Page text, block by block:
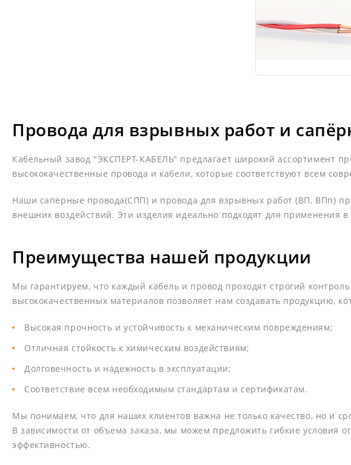
Провода для взрывных работ и
Кабельный завод "ЭКСПЕРТ-КАБЕЛЬ" предлагает широкий ассортимент
высококачественные провода и кабели, которые соответствуют всем
Наши сапёрные провода(СПП) и провода для взрывных работ (ВП, ВПп)
внешних воздействий. Эти изделия идеально подходят для
Преимущества нашей продукции
Мы гарантируем, что каждый кабель и провод проходят строгий
высококачественных материалов позволяет нам создавать продукцию,
Высокая прочность и устойчивость к механическим повреждениям;
Отличная стойкость к химическим воздействиям;
Долговечность и надежность в эксплуатации;
Соответствие всем необходимым стандартам и сертификатам.
Мы понимаем, что для наших клиентов важна не только качество, но и
В зависимости от объема заказа, мы можем предложить гибкие условия
эффективностью.